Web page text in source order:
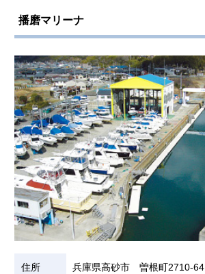
播磨マリーナ
住所 兵庫県高砂市 曽根町2710-64